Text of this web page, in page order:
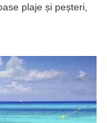
plaje și peșteri,